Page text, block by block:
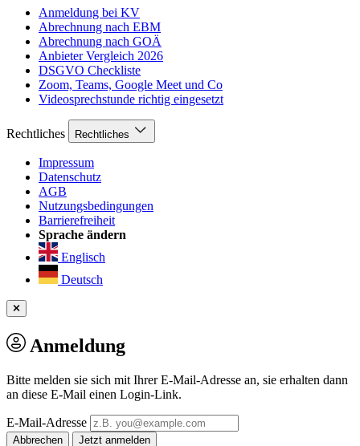
Anmeldung bei KV
Abrechnung nach EBM
Abrechnung nach GOÄ
Anbieter Vergleich 2026
DSGVO Checkliste
Zoom, Teams, Google Meet und Co
Videosprechstunde richtig eingesetzt
Rechtliches Rechtliches
Impressum
Datenschutz
AGB
Nutzungsbedingungen
Barrierefreiheit
Sprache ändern
Englisch
Deutsch
Anmeldung
Bitte melden sie sich mit Ihrer E-Mail-Adresse an, sie erhalten dann
an diese E-Mail einen Login-Link.
E-Mail-Adresse
Abbrechen